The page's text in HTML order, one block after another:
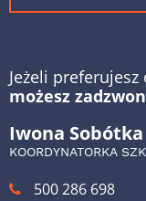
Jeżeli
możesz
Iwona Sobótka
KOORDYNATORKA
500 286 698